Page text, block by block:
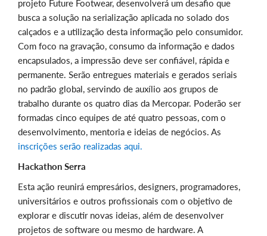
projeto Future Footwear, desenvolverá um desafio que
busca a solução na serialização aplicada no solado dos
calçados e a utilização desta informação pelo consumidor.
Com foco na gravação, consumo da informação e dados
encapsulados, a impressão deve ser confiável, rápida e
permanente. Serão entregues materiais e gerados seriais
no padrão global, servindo de auxílio aos grupos de
trabalho durante os quatro dias da Mercopar. Poderão ser
formadas cinco equipes de até quatro pessoas, com o
desenvolvimento, mentoria e ideias de negócios. As
inscrições serão realizadas aqui.
Hackathon Serra
Esta ação reunirá empresários, designers, programadores,
universitários e outros profissionais com o objetivo de
explorar e discutir novas ideias, além de desenvolver
projetos de software ou mesmo de hardware. A